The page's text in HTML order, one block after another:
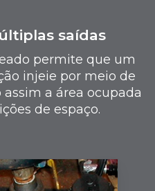
saídas
permite que um
injeie por meio de
a área ocupada
de espaço.